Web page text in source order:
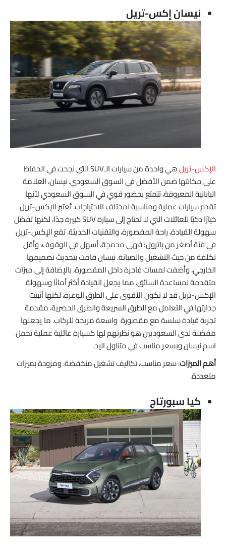
نيسان إكس-تريل
الإكس-تريل
هي واحدة من سيارات الـSUV التي نجحت في الحفاظ
على مكانتها ضمن الأفضل في السوق السعودي. نيسان، العلامة
اليابانية المعروفة، تتمتع بحضور قوي في السوق السعودي لأنها
تقدم سيارات عملية ومناسبة لمختلف الاحتياجات. تُعتبر الإكس-تريل
خيارًا ذكيًا للعائلات التي لا تحتاج إلى سيارة SUV كبيرة جدًا، لكنها تفضل
سهولة القيادة، راحة المقصورة، والتقنيات الحديثة. تقع الإكس-تريل
في فئة أصغر من باترول؛ فهي مدمجة، أسهل في الوقوف، وأقل
تكلفة من حيث التشغيل والصيانة. نيسان قامت بتحديث تصميمها
الخارجي، وأضفت لمسات فاخرة داخل المقصورة، بالإضافة إلى ميزات
متقدمة لمساعدة السائق، مما يجعل القيادة أكثر أمانًا وسهولة.
الإكس-تريل قد لا تكون الأقوى على الطرق الوعرة، لكنها أثبتت
جدارتها في التعامل مع الطرق السريعة والطرق الحضرية، مقدمة
تجربة قيادة سلسة مع مقصورة واسعة مريحة للركاب. ما يجعلها
مفضلة لدى السعوديين هو نظرتهم لها كسيارة عائلية عملية تحمل
اسم نيسان وبسعر مناسب في متناول اليد.
أهم الميزات: سعر مناسب، تكاليف تشغيل منخفضة، ومزودة بميزات
متعددة.
كيا سبورتاج